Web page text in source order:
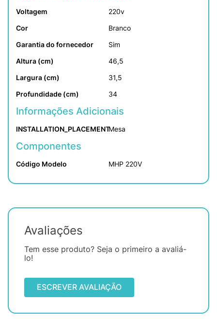
Voltagem
220v
Cor
Branco
Garantia do fornecedor
Sim
Altura (cm)
46,5
Largura (cm)
31,5
Profundidade (cm)
34
Informações Adicionais
INSTALLATION_PLACEMENTMesa
Componentes
Código Modelo MHP 220V
Avaliações
Tem esse produto? Seja o primeiro a avaliá-
lo!
ESCREVER AVALIAÇÃO